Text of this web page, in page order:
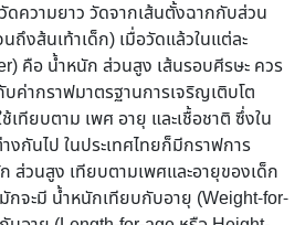
ดความยาว วัดจากเส้นตั้งฉากกับส่วน
ถึงส้นเท้าเด็ก) เมื่อวัดแล้วในแต่ละ
คือ น้ำหนัก ส่วนสูง เส้นรอบศีรษะ ควร
ค่ากราฟมาตรฐานการเจริญเติบโต
เทียบตาม เพศ อายุ และเชื้อชาติ ซึ่งใน
งกันไป ในประเทศไทยก็มีกราฟการ
ส่วนสูง เทียบตามเพศและอายุของเด็ก
กจะมี น้ำหนักเทียบกับอายุ (Weight-for-